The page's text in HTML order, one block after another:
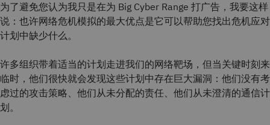
为了避免您认为我只是在为 Big Cyber Range 打广告，我要这样
说：也许网络危机模拟的最大优点是它可以帮助您找出危机应对
计划中缺少什么。
许多组织带着适当的计划走进我们的网络靶场，但当关键时刻来
临时，他们很快就会发现这些计划中存在巨大漏洞：他们没有考
虑过的攻击策略、他们从未分配的责任、他们从未澄清的通信计
划。